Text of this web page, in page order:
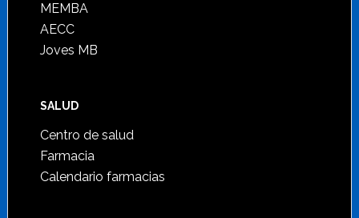
MEMBA
AECC
Joves MB
SALUD
Centro de salud
Farmacia
Calendario farmacias